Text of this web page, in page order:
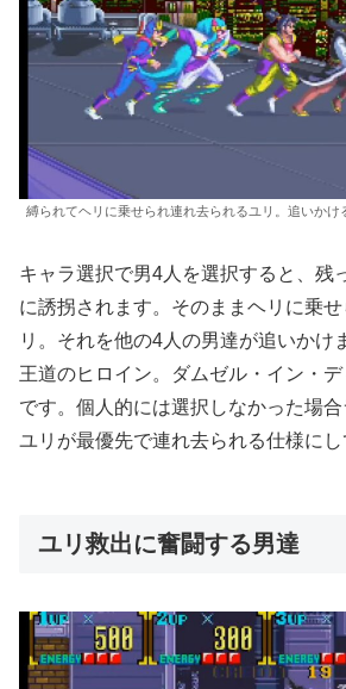
縛られてヘリに乗せられ連れ去られるユリ。追いかけ
キャラ選択で男4人を選択すると、残
に誘拐されます。そのままヘリに乗
リ。それを他の4人の男達が追いかけ
王道のヒロイン。ダムゼル・イン・
です。個人的には選択しなかった場合
ユリが最優先で連れ去られる仕様にし
ユリ救出に奮闘する男達